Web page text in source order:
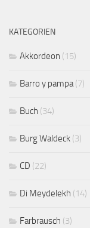
KATEGORIEN
Akkordeon (15)
Barro y pampa(7)
Buch (34)
Burg Waldeck (3)
CD (22)
Di Meydelekh (14)
Farbrausch (3)